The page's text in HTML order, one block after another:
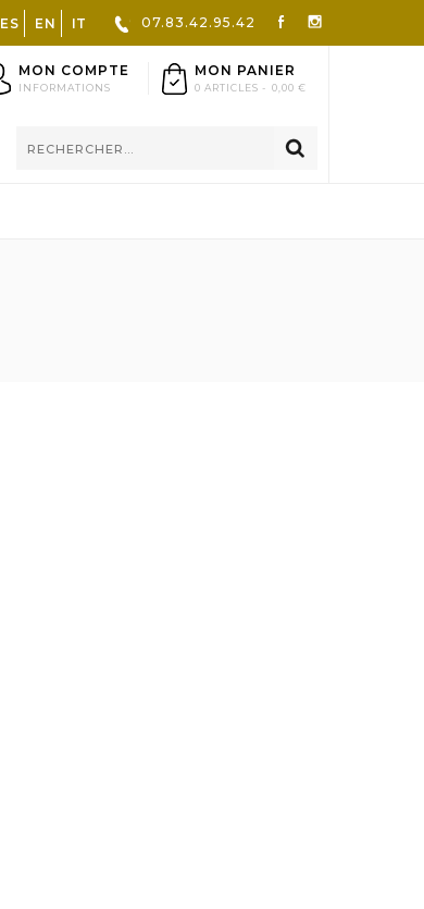
07.83.42.95.42
ES EN IT
MON PANIER
0 ARTICLES - 0,00 €
MON COMPTE
INFORMATIONS